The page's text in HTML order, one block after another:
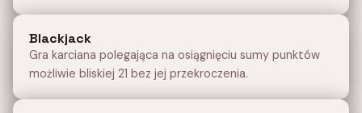
Blackjack
Gra karciana polegająca na osiągnięciu sumy punktów
możliwie bliskiej 21 bez jej przekroczenia.